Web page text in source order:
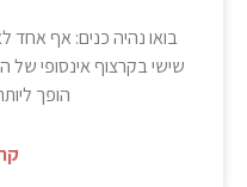
בואו נהיה כנים: אף אחד
שישי בקרצוף אינסופי
הופך